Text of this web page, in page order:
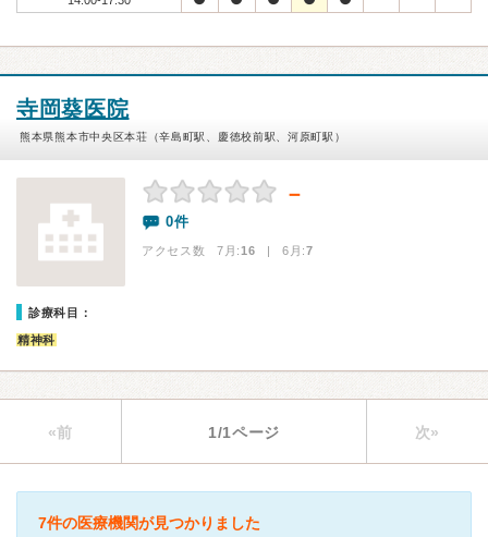
寺岡葵医院
熊本県熊本市中央区本荘（辛島町駅、慶徳校前駅、河原町駅）
－
0件
アクセス数 7月:16 | 6月:7
診療科目：
精神科
«前 1/1ページ 次»
7件の医療機関が見つかりました